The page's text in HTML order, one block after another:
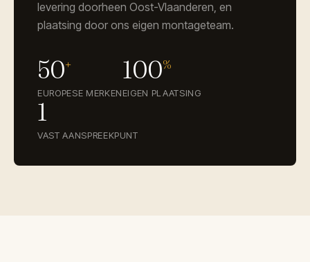
levering doorheen Oost-Vlaanderen, en
plaatsing door ons eigen montageteam.
50+
EUROPESE MERKEN
100%
EIGEN PLAATSING
1
VAST AANSPREEKPUNT